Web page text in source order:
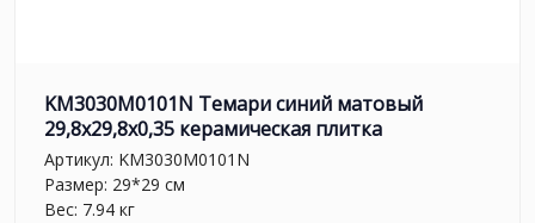
KM3030M0101N Темари синий матовый
29,8x29,8x0,35 керамическая плитка
Артикул: KM3030M0101N
Размер: 29*29 см
Вес: 7.94 кг